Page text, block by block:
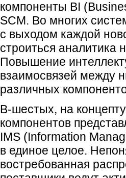
компоненты BI
SCM. Во многих
с выходом каждой
строиться аналитика
Повышение
взаимосвязей между
различных
В-шестых, на
компонентов
IMS (Information
в единое целое.
востребованная